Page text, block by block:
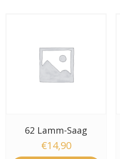
62 Lamm-Saag
€14,90